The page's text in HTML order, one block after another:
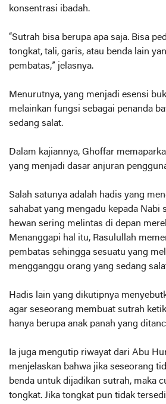
konsentrasi ibadah.
“Sutrah bisa berupa apa saja. Bisa
tongkat, tali, garis, atau benda lain
pembatas,” jelasnya.
Menurutnya, yang menjadi esensi
melainkan fungsi sebagai penanda
sedang salat.
Dalam kajiannya, Ghoffar
yang menjadi dasar anjuran
Salah satunya adalah hadis yang
sahabat yang mengadu kepada Nabi
hewan sering melintas di depan
Menanggapi hal itu, Rasulullah
pembatas sehingga sesuatu yang
mengganggu orang yang sedang
Hadis lain yang dikutipnya
agar seseorang membuat sutrah
hanya berupa anak panah yang
Ia juga mengutip riwayat dari Abu
menjelaskan bahwa jika seseorang
benda untuk dijadikan sutrah, maka
tongkat. Jika tongkat pun tidak